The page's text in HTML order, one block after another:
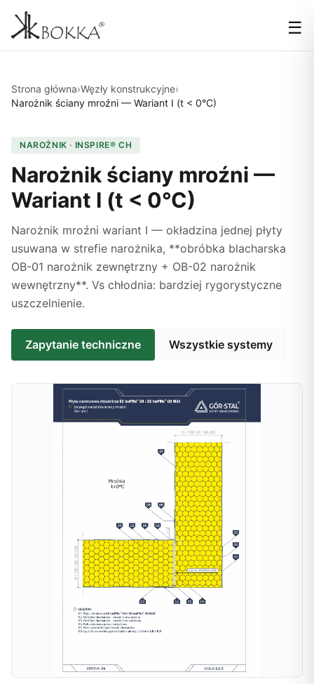
☰
Strona główna›Węzły konstrukcyjne›
Narożnik ściany mroźni — Wariant I (t < 0°C)
NAROŻNIK · INSPIRE® CH
Narożnik ściany mroźni —
Wariant I (t < 0°C)
Narożnik mroźni wariant I — okładzina jednej płyty
usuwana w strefie narożnika, **obróbka blacharska
OB-01 narożnik zewnętrzny + OB-02 narożnik
wewnętrzny**. Vs chłodnia: bardziej rygorystyczne
uszczelnienie.
Zapytanie techniczne Wszystkie systemy